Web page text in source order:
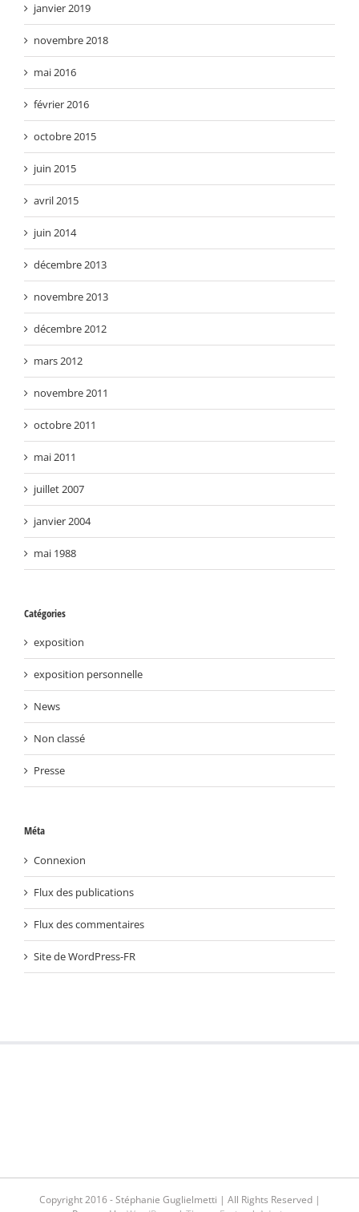
janvier 2019
novembre 2018
mai 2016
février 2016
octobre 2015
juin 2015
avril 2015
juin 2014
décembre 2013
novembre 2013
décembre 2012
mars 2012
novembre 2011
octobre 2011
mai 2011
juillet 2007
janvier 2004
mai 1988
Catégories
exposition
exposition personnelle
News
Non classé
Presse
Méta
Connexion
Flux des publications
Flux des commentaires
Site de WordPress-FR
Copyright 2016 - Stéphanie Guglielmetti | All Rights Reserved |